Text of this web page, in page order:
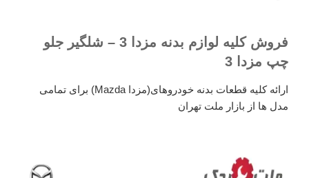
فروش کلیه لوازم بدنه مزدا 3 – شلگیر جلو
چپ مزدا 3
ارائه کلیه قطعات بدنه خودروهای(مزدا Mazda) برای تمامی
مدل ها از بازار ملت تهران